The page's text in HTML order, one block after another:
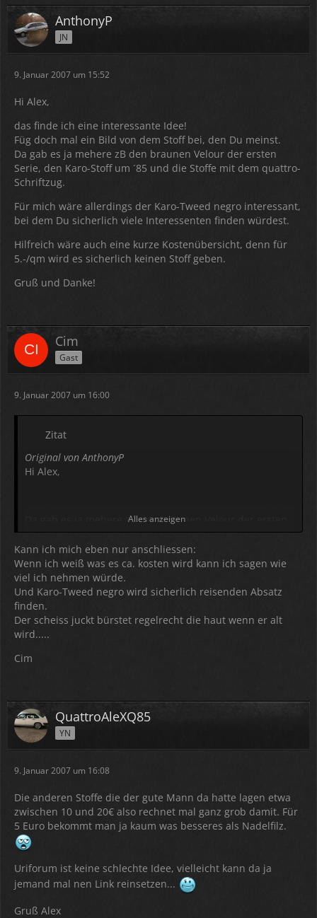
AnthonyP
JN
9. Januar 2007 um 15:52
Hi Alex,
das finde ich eine interessante Idee!
Füg doch mal ein Bild von dem Stoff bei, den Du meinst.
Da gab es ja mehere zB den braunen Velour der ersten
Serie, den Karo-Stoff um ´85 und die Stoffe mit dem quattro-
Schriftzug.
Für mich wäre allerdings der Karo-Tweed negro interessant,
bei dem Du sicherlich viele Interessenten finden würdest.
Hilfreich wäre auch eine kurze Kostenübersicht, denn für
5.-/qm wird es sicherlich keinen Stoff geben.
Gruß und Danke!
Cim
Gast
9. Januar 2007 um 16:00
Zitat
Original von AnthonyP
Hi Alex,
Da gab es ja mehere zB den braunen Velour der ersten
Serie, den Karo-Stoff um ´85 und die Stoffe mit dem
quattro-Schriftzug.
Für mich wäre allerdings der Karo-Tweed negro
interessant, bei dem Du sicherlich viele Interessenten
finden würdest.
Hilfreich wäre auch eine kurze Kostenübersicht, denn
für 5.-/qm wird es sicherlich keinen Stoff geben.
Gruß und Danke!
Alles anzeigen
Kann ich mich eben nur anschliessen:
Wenn ich weiß was es ca. kosten wird kann ich sagen wie
viel ich nehmen würde.
Und Karo-Tweed negro wird sicherlich reisenden Absatz
finden.
Der scheiss juckt bürstet regelrecht die haut wenn er alt
wird.....
Cim
QuattroAleXQ85
YN
9. Januar 2007 um 16:08
Die anderen Stoffe die der gute Mann da hatte lagen etwa
zwischen 10 und 20€ also rechnet mal ganz grob damit. Für
5 Euro bekommt man ja kaum was besseres als Nadelfilz.
Uriforum ist keine schlechte Idee, vielleicht kann da ja
jemand mal nen Link reinsetzen...
Gruß Alex